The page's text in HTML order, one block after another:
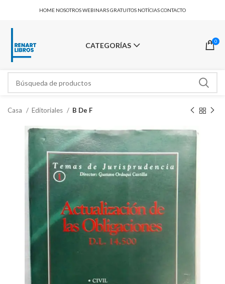
HOME NOSOTROSWEBINARS GRATUITOS NOTÍCIASCONTACTO
CATEGORÍAS 0
Casa Editoriales B De F